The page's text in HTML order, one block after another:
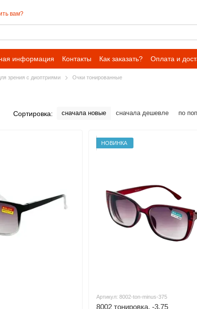
вам?
информация Контакты Как заказать? Оплата и
зрения с диоптриями Очки тонированные
Сортировка: сначала новые сначала дешевле по
НОВИНКА
Артикул: 8002-ton-minus-375
8002 тонировка, -3.75